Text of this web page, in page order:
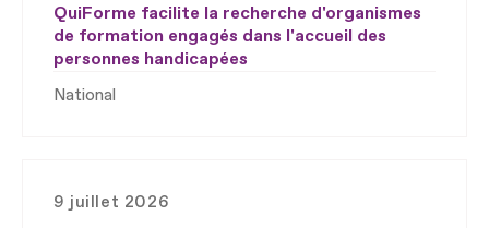
QuiForme facilite la recherche d'organismes
de formation engagés dans l'accueil des
personnes handicapées
National
9 juillet 2026